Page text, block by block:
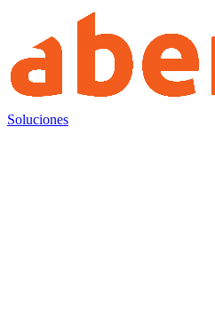
Soluciones